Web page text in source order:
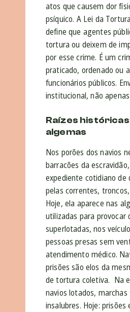
atos que causem dor
psíquico. A Lei da
define que agentes
tortura ou deixem de
por esse crime. É um
praticado, ordenado ou
funcionários públicos.
institucional, não
Raízes
algemas
Nos porões dos navios
barracões da
expediente cotidiano de
pelas correntes,
Hoje, ela aparece nas
utilizadas para provocar
superlotadas, nos
pessoas presas sem
atendimento médico.
prisões são elos da
de tortura coletiva. Na
navios lotados, marchas
insalubres. Hoje: